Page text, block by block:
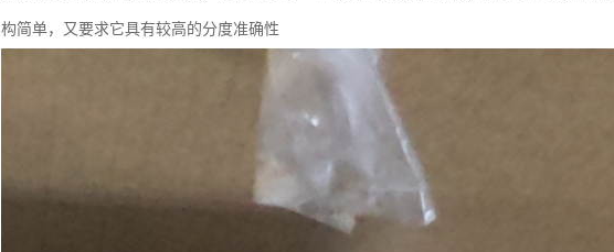
构简单，又要求它具有较高的分度准确性